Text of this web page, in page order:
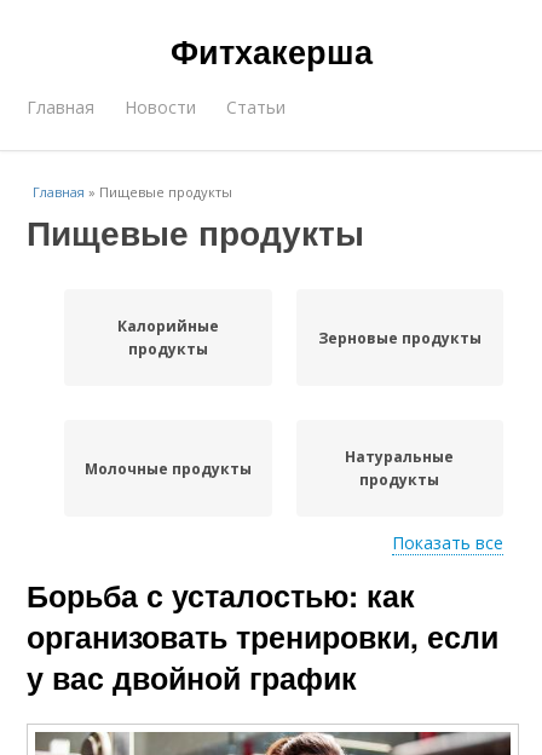
Фитхакерша
Главная Новости Статьи
Главная » Пищевые продукты
Пищевые продукты
Калорийные
продукты
Зерновые продукты
Молочные продукты
Натуральные
продукты
Продукты без
пищевых добавок
Пищевые добавки
содержанием
Показать все
Борьба с усталостью: как
организовать тренировки, если
у вас двойной график